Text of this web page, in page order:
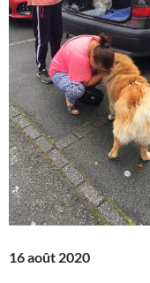
16 août 2020